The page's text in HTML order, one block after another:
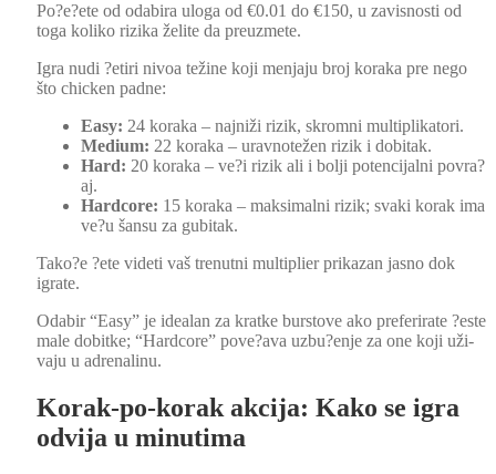
Po?e?ete od odabi­ra ulo­ga od €0.01 do €150, u zav­is­nos­ti od
toga koliko rizika želite da preuzmete.
Igra nudi ?etiri nivoa težine koji men­ja­ju broj kora­ka pre nego
što chick­en padne:
Easy: 24 kora­ka – najniži rizik, skrom­ni mul­ti­p­lika­tori.
Medi­um: 22 kora­ka – uravnotežen rizik i dobitak.
Hard: 20 kora­ka – ve?i rizik ali i bolji poten­ci­jal­ni povra?
aj.
Hard­core: 15 kora­ka – mak­si­mal­ni rizik; sva­ki korak ima
ve?u šan­su za gubitak.
Tako?e ?ete vide­ti vaš trenut­ni mul­ti­pli­er prikazan jas­no dok
igrate.
Odabir “Easy” je ide­alan za kratke burstove ako preferi­rate ?este
male dobitke; “Hard­core” pove?ava uzbu?enje za one koji uži­
va­ju u adren­a­l­inu.
Korak-po-korak akcija: Kako se igra
odvija u minutima